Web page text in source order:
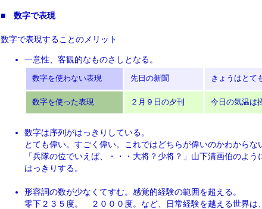
■ 数字で表現
数字で表現することのメリット
一意性、客観的なものさしとなる。
数字を使わない表現 先日の新聞 きょうはとて
数字を使った表現 ２月９日の夕刊 今日の気温は
数字は序列がはっきりしている。
とても偉い。すごく偉い。これではどちらが偉いのかわからな
「兵隊の位でいえば、・・・大将？少将？」山下清画伯のよう
はっきりする。
形容詞の数が少なくてすむ。感覚的経験の範囲を超える。
零下２３５度。 ２０００度。など、日常経験を越える世界は